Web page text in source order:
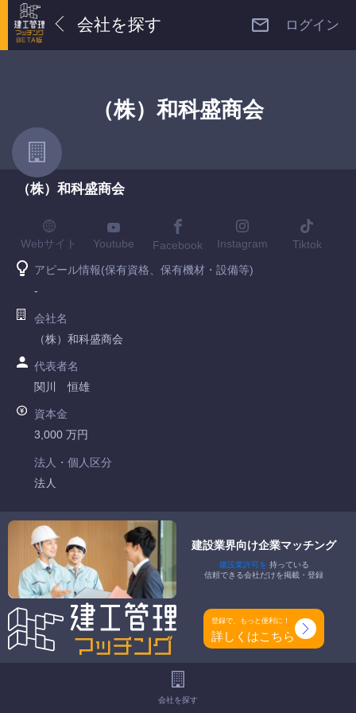
会社を探す ログイン
（株）和科盛商会
（株）和科盛商会
Webサイト Youtube Facebook Instagram Tiktok
アピール情報(保有資格、保有機材・設備等)
-
会社名
（株）和科盛商会
代表者名
関川 恒雄
資本金
3,000 万円
法人・個人区分
法人
許可番号
東京都知事許可 第152454号
特定建設業
-
一般建設業
建築一式工事業 大工工事業 とび・土木工事業 屋根工事業 タ
イル・れんが・ブロック工事業 鋼構造物工事業 内装仕上工
建設業界向け企業マッチング
建設業許可を 持っている
信頼できる会社だけを掲載・登録
登録で、もっと便利に！
詳しくはこちら
会社を探す